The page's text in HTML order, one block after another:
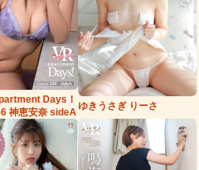
Days！
神恵安奈 sideA
ゆきうさぎ りーさ